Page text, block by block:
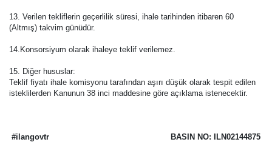
13. Verilen tekliflerin geçerlilik süresi, ihale tarihinden itibaren 60
(Altmış) takvim günüdür.
14.Konsorsiyum olarak ihaleye teklif verilemez.
15. Diğer hususlar:
Teklif fiyatı ihale komisyonu tarafından aşırı düşük olarak tespit edilen
isteklilerden Kanunun 38 inci maddesine göre açıklama istenecektir.
#ilangovtr BASIN NO: ILN02144875